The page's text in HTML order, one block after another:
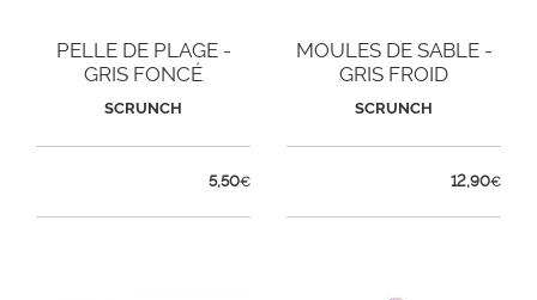
PELLE DE PLAGE -
GRIS FONCÉ
SCRUNCH
5,50€
MOULES DE SABLE -
GRIS FROID
SCRUNCH
12,90€